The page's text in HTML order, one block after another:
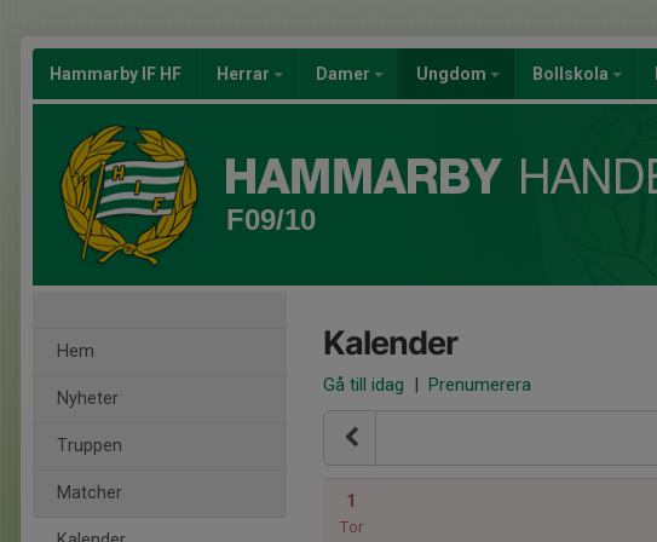
Hammarby IF HF Herrar Damer Ungdom Bollskola
F09/10
Hem
Nyheter
Truppen
Matcher
Kalender
Gå till idag | Prenumerera
1
Tor